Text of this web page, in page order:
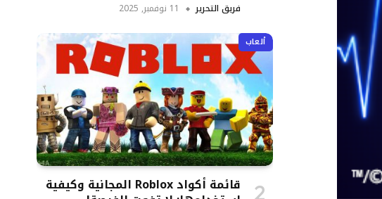
فريق التحرير 11 نوفمبر, 2025
ألعاب
قائمة أكواد Roblox المجانية وكيفية